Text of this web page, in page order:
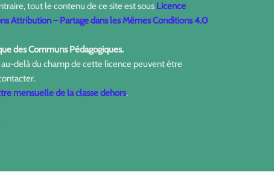
tout le contenu de ce site est sous Licence
Attribution – Partage dans les Mêmes Conditions 4.0
des Communs Pédagogiques.
au-delà du champ de cette licence peuvent être
mensuelle de la classe dehors.